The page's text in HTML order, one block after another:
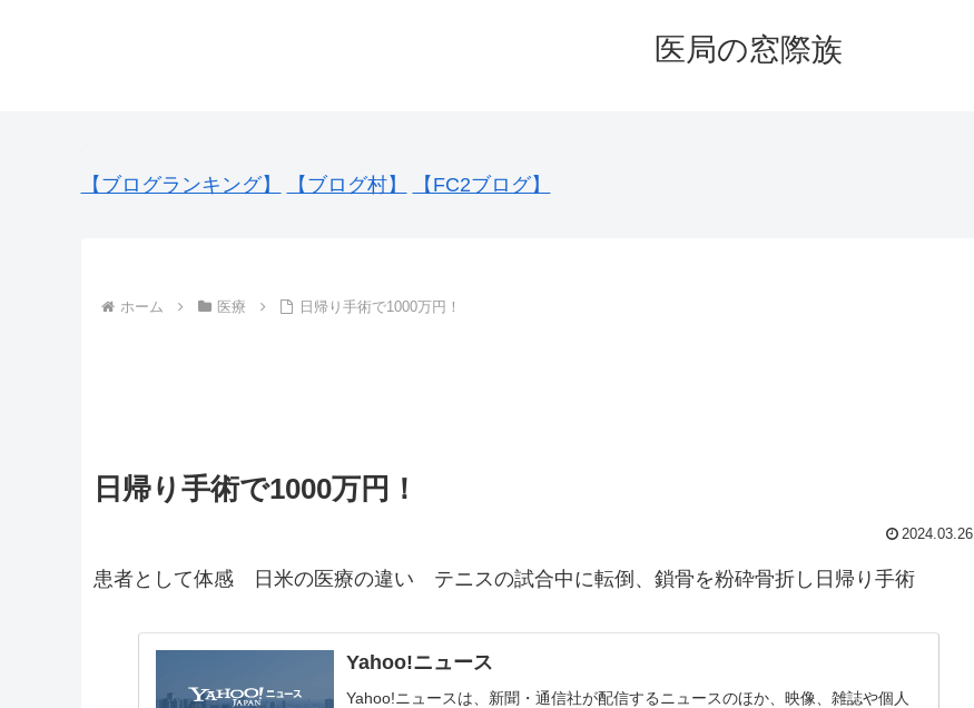
医局の窓際族
【ブログランキング】 【ブログ村】 【FC2ブログ】
ホーム 医療 日帰り手術で1000万円！
日帰り手術で1000万円！
2024.03.26
患者として体感 日米の医療の違い テニスの試合中に転倒、鎖骨を粉砕骨折し日帰り手術
Yahoo!ニュース
Yahoo!ニュースは、新聞・通信社が配信するニュースのほか、映像、雑誌や個人